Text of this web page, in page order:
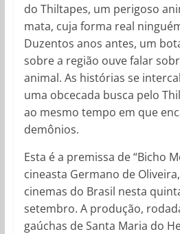
do Thiltapes, um perigoso
mata, cuja forma real
Duzentos anos antes, um
sobre a região ouve falar
animal. As histórias se
uma obcecada busca pelo
ao mesmo tempo em que
demônios.
Esta é a premissa de “Bicho
cineasta Germano de
cinemas do Brasil nesta
setembro. A produção,
gaúchas de Santa Maria do